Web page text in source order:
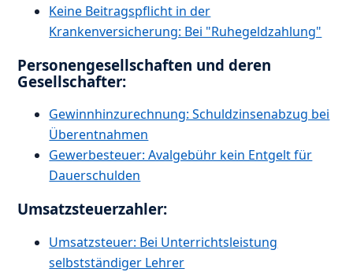
Keine Beitragspflicht in der
Krankenversicherung: Bei "Ruhegeldzahlung"
Personengesellschaften und deren
Gesellschafter:
Gewinnhinzurechnung: Schuldzinsenabzug bei
Überentnahmen
Gewerbesteuer: Avalgebühr kein Entgelt für
Dauerschulden
Umsatzsteuerzahler:
Umsatzsteuer: Bei Unterrichtsleistung
selbstständiger Lehrer